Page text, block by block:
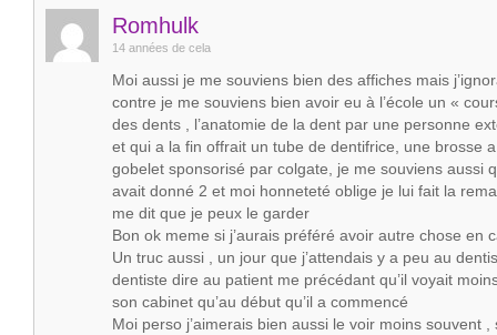
Romhulk
14 années de cela
Moi aussi je me souviens bien des affiches mais
contre je me souviens bien avoir eu à l’école un «
des dents , l’anatomie de la dent par une personne
et qui a la fin offrait un tube de dentifrice, une brosse
gobelet sponsorisé par colgate, je me souviens aussi
avait donné 2 et moi honneteté oblige je lui fait la
me dit que je peux le garder
Bon ok meme si j’aurais préféré avoir autre chose en
Un truc aussi , un jour que j’attendais y a peu au
dentiste dire au patient me précédant qu’il voyait
son cabinet qu’au début qu’il a commencé
Moi perso j’aimerais bien aussi le voir moins souvent ,